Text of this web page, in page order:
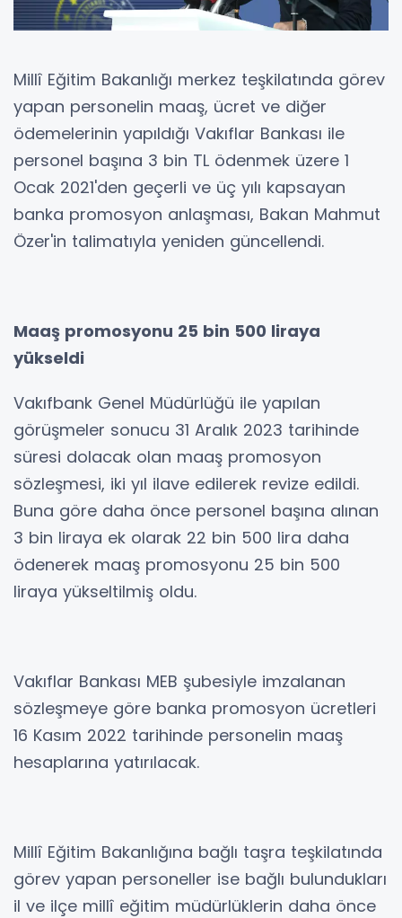
Millî Eğitim Bakanlığı merkez teşkilatında görev
yapan personelin maaş, ücret ve diğer
ödemelerinin yapıldığı Vakıflar Bankası ile
personel başına 3 bin TL ödenmek üzere 1
Ocak 2021'den geçerli ve üç yılı kapsayan
banka promosyon anlaşması, Bakan Mahmut
Özer'in talimatıyla yeniden güncellendi.
Maaş promosyonu 25 bin 500 liraya
yükseldi
Vakıfbank Genel Müdürlüğü ile yapılan
görüşmeler sonucu 31 Aralık 2023 tarihinde
süresi dolacak olan maaş promosyon
sözleşmesi, iki yıl ilave edilerek revize edildi.
Buna göre daha önce personel başına alınan
3 bin liraya ek olarak 22 bin 500 lira daha
ödenerek maaş promosyonu 25 bin 500
liraya yükseltilmiş oldu.
Vakıflar Bankası MEB şubesiyle imzalanan
sözleşmeye göre banka promosyon ücretleri
16 Kasım 2022 tarihinde personelin maaş
hesaplarına yatırılacak.
Millî Eğitim Bakanlığına bağlı taşra teşkilatında
görev yapan personeller ise bağlı bulundukları
il ve ilçe millî eğitim müdürlüklerin daha önce